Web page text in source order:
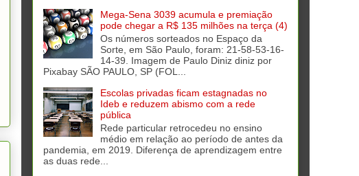
Mega-Sena 3039 acumula e premiação
pode chegar a R$ 135 milhões na terça (4)
Os números sorteados no Espaço da
Sorte, em São Paulo, foram: 21-58-53-16-
14-39. Imagem de Paulo Diniz diniz por
Pixabay SÃO PAULO, SP (FOL...
Escolas privadas ficam estagnadas no
Ideb e reduzem abismo com a rede
pública
Rede particular retrocedeu no ensino
médio em relação ao período de antes da
pandemia, em 2019. Diferença de aprendizagem entre
as duas rede...